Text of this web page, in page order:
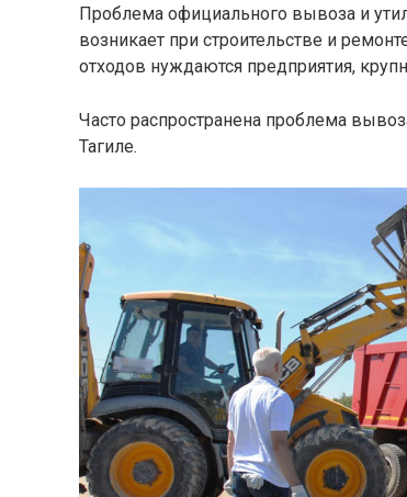
Проблема официального вывоза и
возникает при строительстве и
отходов нуждаются предприятия,
Часто распространена проблема
Тагиле.